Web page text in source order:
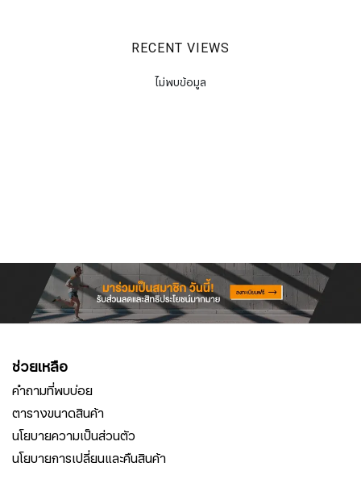
RECENT VIEWS
ไม่พบข้อมูล
ช่วยเหลือ
คำถามที่พบบ่อย
ตารางขนาดสินค้า
นโยบายความเป็นส่วนตัว
นโยบายการเปลี่ยนและคืนสินค้า